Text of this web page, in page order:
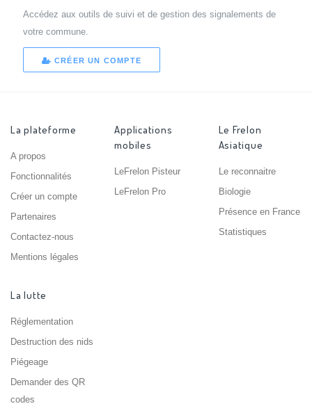
Accédez aux outils de suivi et de gestion des signalements de
votre commune.
CRÉER UN COMPTE
La plateforme
A propos
Fonctionnalités
Créer un compte
Partenaires
Contactez-nous
Mentions légales
Applications
mobiles
LeFrelon Pisteur
LeFrelon Pro
Le Frelon
Asiatique
Le reconnaitre
Biologie
Présence en France
Statistiques
La lutte
Réglementation
Destruction des nids
Piégeage
Demander des QR
codes